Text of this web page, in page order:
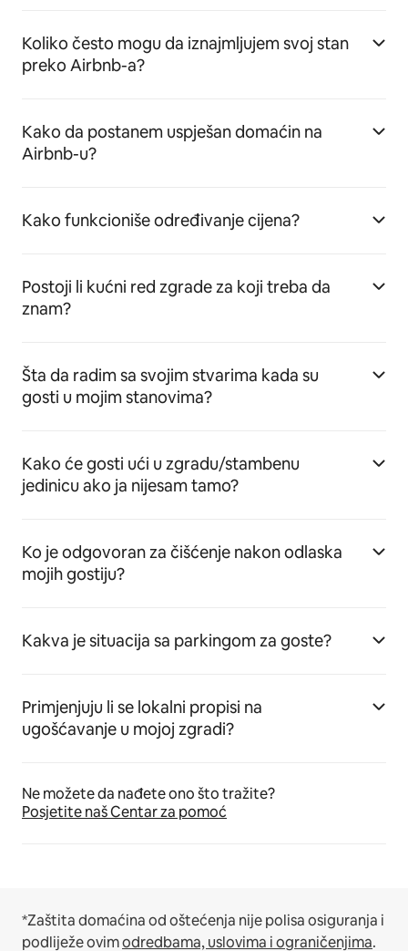
Koliko često mogu da iznajmljujem svoj stan
preko Airbnb-a?
Kako da postanem uspješan domaćin na
Airbnb-u?
Kako funkcioniše određivanje cijena?
Postoji li kućni red zgrade za koji treba da
znam?
Šta da radim sa svojim stvarima kada su
gosti u mojim stanovima?
Kako će gosti ući u zgradu/stambenu
jedinicu ako ja nijesam tamo?
Ko je odgovoran za čišćenje nakon odlaska
mojih gostiju?
Kakva je situacija sa parkingom za goste?
Primjenjuju li se lokalni propisi na
ugošćavanje u mojoj zgradi?
Ne možete da nađete ono što tražite?
Posjetite naš Centar za pomoć
*Zaštita domaćina od oštećenja nije polisa osiguranja i
podliježe ovimodredbama, uslovima i ograničenjima.